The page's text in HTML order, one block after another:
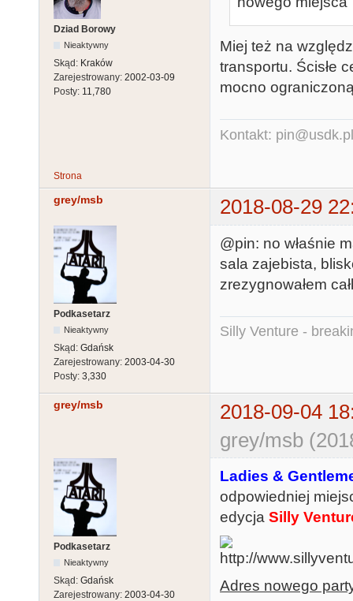
Dziad Borowy
Nieaktywny
Skąd: Kraków
Zarejestrowany: 2002-03-09
Posty: 11,780
Miej też na
transportu. Ścisłe
mocno
Kontakt: pin@usdk.pl
Strona
grey/msb 2018-08-29
Podkasetarz
Nieaktywny
Skąd: Gdańsk
Zarejestrowany: 2003-04-30
Posty: 3,330
@pin: no właśnie
sala zajebista,
zrezygnowałem
Silly Venture -
grey/msb
2018-09-04
grey/msb
Podkasetarz
Nieaktywny
Skąd: Gdańsk
Zarejestrowany: 2003-04-30
Ladies &
odpowiedniej
edycja Silly
Adres nowego